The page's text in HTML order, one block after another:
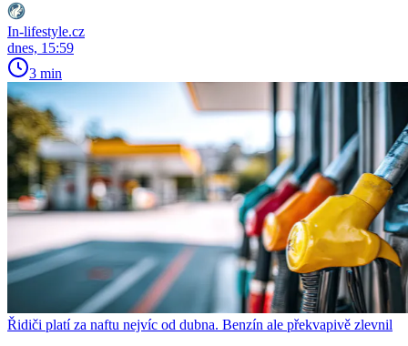
In-lifestyle.cz
dnes, 15:59
3 min
Řidiči platí za naftu nejvíc od dubna. Benzín ale překvapivě zlevnil